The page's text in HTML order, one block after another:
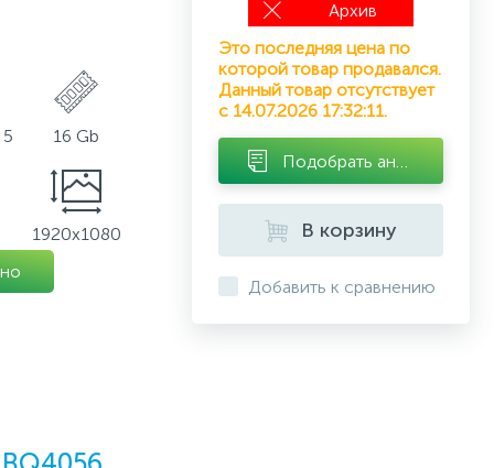
16 Gb
1920x1080
Архив
Это последняя цена по
которой товар продавался.
Данный товар отсутствует
с 14.07.2026 17:32:11.
В корзину
Добавить к сравнению